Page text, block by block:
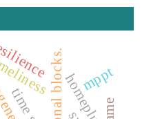
homeplug
mppt